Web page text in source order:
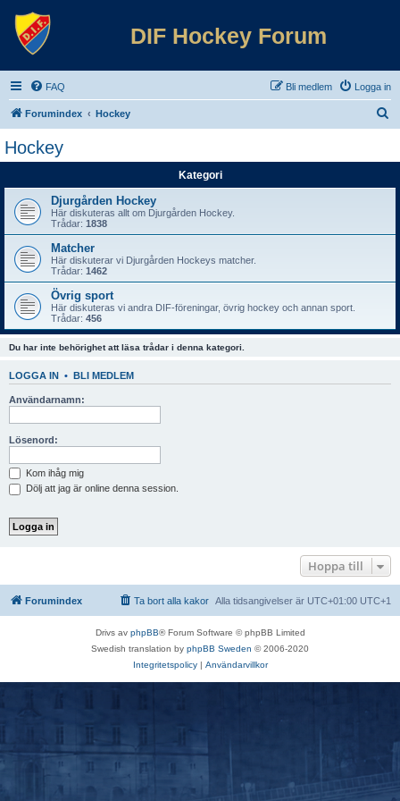
DIF Hockey Forum
FAQ Logga in
Bli medlem
Forumindex Hockey
Hockey
Kategori
Djurgården Hockey
Här diskuteras allt om Djurgården Hockey.
Trådar: 1838
Matcher
Här diskuterar vi Djurgården Hockeys matcher.
Trådar: 1462
Övrig sport
Här diskuteras vi andra DIF-föreningar, övrig hockey och annan sport.
Trådar: 456
Du har inte behörighet att läsa trådar i denna kategori.
LOGGA IN • BLI MEDLEM
Användarnamn:
Lösenord:
Kom ihåg mig
Dölj att jag är online denna session.
Hoppa till
Forumindex Alla tidsangivelser är UTC+01:00 UTC+1
Ta bort alla kakor
Drivs av phpBB® Forum Software © phpBB Limited
Swedish translation by phpBB Sweden © 2006-2020
Integritetspolicy| Användarvillkor